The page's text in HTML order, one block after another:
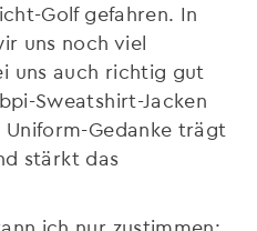
Golf gefahren. In
uns noch viel
uns auch richtig gut
Sweatshirt-Jacken
Gedanke trägt
stärkt das
ich nur zustimmen: